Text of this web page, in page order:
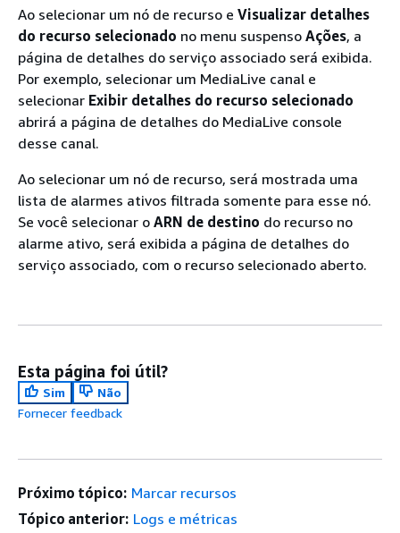
Ao selecionar um nó de recurso e Visualizar detalhes
do recurso selecionado no menu suspenso Ações, a
página de detalhes do serviço associado será exibida.
Por exemplo, selecionar um MediaLive canal e
selecionar Exibir detalhes do recurso selecionado
abrirá a página de detalhes do MediaLive console
desse canal.
Ao selecionar um nó de recurso, será mostrada uma
lista de alarmes ativos filtrada somente para esse nó.
Se você selecionar o ARN de destino do recurso no
alarme ativo, será exibida a página de detalhes do
serviço associado, com o recurso selecionado aberto.
Esta página foi útil?
Sim
Não
Fornecer feedback
Próximo tópico: Marcar recursos
Tópico anterior: Logs e métricas